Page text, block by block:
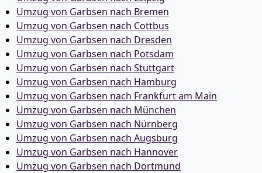
Umzug von Garbsen nach Bremen
Umzug von Garbsen nach Cottbus
Umzug von Garbsen nach Dresden
Umzug von Garbsen nach Potsdam
Umzug von Garbsen nach Stuttgart
Umzug von Garbsen nach Hamburg
Umzug von Garbsen nach Frankfurt am Main
Umzug von Garbsen nach München
Umzug von Garbsen nach Nürnberg
Umzug von Garbsen nach Augsburg
Umzug von Garbsen nach Hannover
Umzug von Garbsen nach Dortmund